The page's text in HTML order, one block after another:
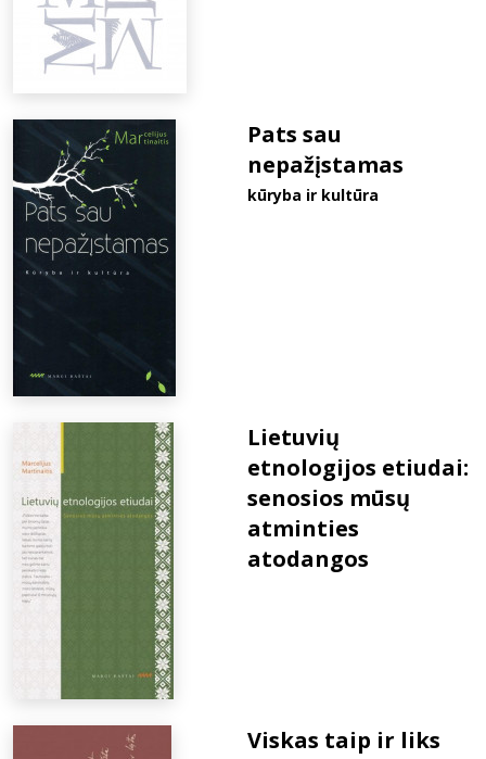
Pats sau
nepažįstamas
kūryba ir kultūra
Lietuvių
etnologijos etiudai:
senosios mūsų
atminties
atodangos
Viskas taip ir liks